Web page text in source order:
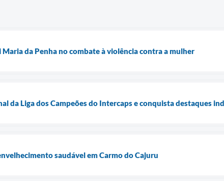
da Penha no combate à violência contra a mulher
da Liga dos Campeões do Intercaps e conquista destaques
saudável em Carmo do Cajuru